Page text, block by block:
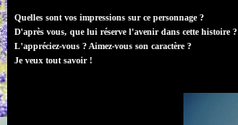
Quelles sont vos impressions sur ce personnage ?
D'après vous, que lui réserve l'avenir dans cette histoire ?
L'appréciez-vous ? Aimez-vous son caractère ?
Je veux tout savoir !